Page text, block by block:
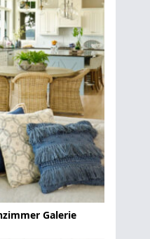
Galerie